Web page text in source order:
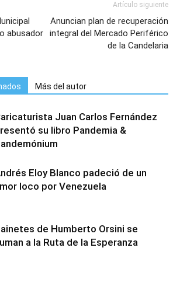
abusador
Artículo siguiente
Anuncian plan de recuperación
integral del Mercado Periférico
de la Candelaria
Más del autor
Juan Carlos Fernández
su libro Pandemia &
Eloy Blanco padeció de un
loco por Venezuela
de Humberto Orsini se
a la Ruta de la Esperanza